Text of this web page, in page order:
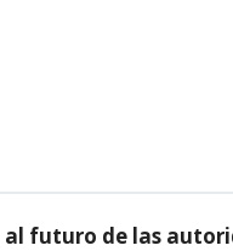
futuro de las